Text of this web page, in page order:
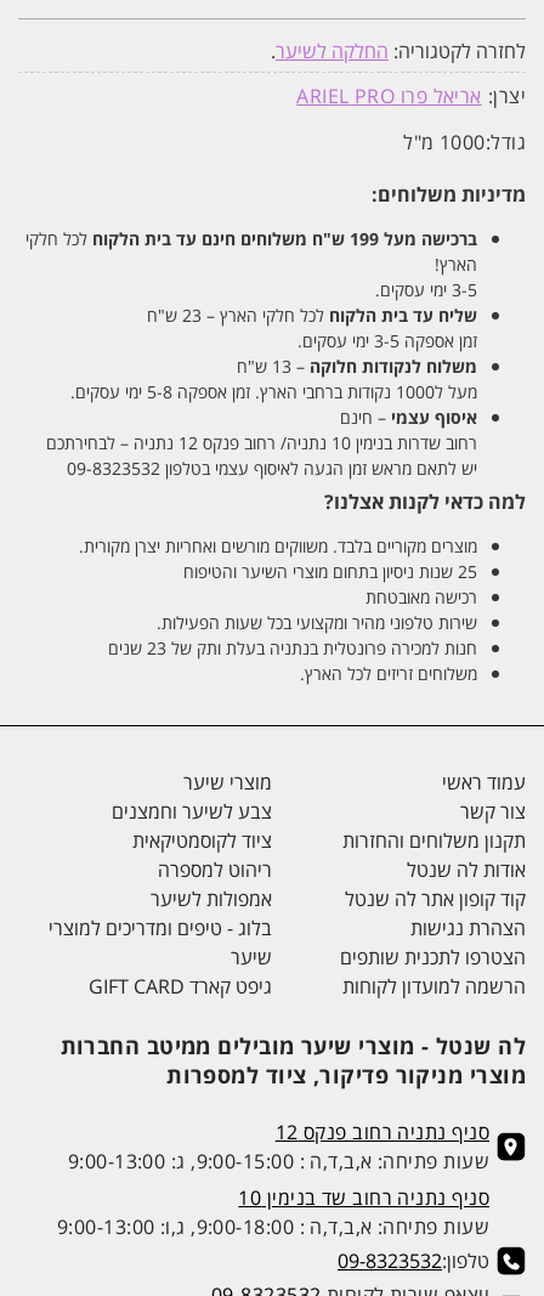
לחזרה לקטגוריה: החלקה לשיער.
יצרן: אריאל פרו ARIEL PRO
גודל:1000 מ"ל
מדיניות משלוחים:
ברכישה מעל 199 ש"ח משלוחים חינם עד בית הלקוח לכל חלקי
הארץ!
3-5 ימי עסקים.
שליח עד בית הלקוח לכל חלקי הארץ – 23 ש"ח
זמן אספקה 3-5 ימי עסקים.
משלוח לנקודות חלוקה – 13 ש"ח
מעל ל1000 נקודות ברחבי הארץ. זמן אספקה 5-8 ימי עסקים.
איסוף עצמי – חינם
רחוב שדרות בנימין 10 נתניה/ רחוב פנקס 12 נתניה – לבחירתכם
יש לתאם מראש זמן הגעה לאיסוף עצמי בטלפון 09-8323532
למה כדאי לקנות אצלנו?
מוצרים מקוריים בלבד. משווקים מורשים ואחריות יצרן מקורית.
25 שנות ניסיון בתחום מוצרי השיער והטיפוח
רכישה מאובטחת
שירות טלפוני מהיר ומקצועי בכל שעות הפעילות.
חנות למכירה פרונטלית בנתניה בעלת ותק של 23 שנים
משלוחים זריזים לכל הארץ.
עמוד ראשי
צור קשר
תקנון משלוחים והחזרות
אודות לה שנטל
קוד קופון אתר לה שנטל
הצהרת נגישות
הצטרפו לתכנית שותפים
הרשמה למועדון לקוחות
מוצרי שיער
צבע לשיער וחמצנים
ציוד לקוסמטיקאית
ריהוט למספרה
אמפולות לשיער
בלוג - טיפים ומדריכים למוצרי
שיער
גיפט קארד GIFT CARD
לה שנטל - מוצרי שיער מובילים ממיטב החברות
מוצרי מניקור פדיקור, ציוד למספרות
סניף נתניה רחוב פנקס 12
שעות פתיחה: א,ב,ד,ה : 9:00-15:00, ג: 9:00-13:00
סניף נתניה רחוב שד בנימין 10
שעות פתיחה: א,ב,ד,ה : 9:00-18:00, ג,ו: 9:00-13:00
טלפון:09-8323532